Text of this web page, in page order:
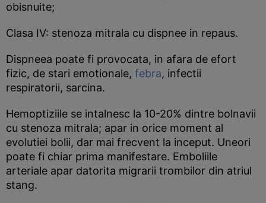
obisnuite;
Clasa IV: stenoza mitrala cu dispnee in repaus.
Dispneea poate fi provocata, in afara de efort
fizic, de stari emotionale, febra, infectii
respiratorii, sarcina.
Hemoptiziile se intalnesc la 10-20% dintre bolnavii
cu stenoza mitrala; apar in orice moment al
evolutiei bolii, dar mai frecvent la inceput. Uneori
poate fi chiar prima manifestare. Emboliile
arteriale apar datorita migrarii trombilor din atriul
stang.